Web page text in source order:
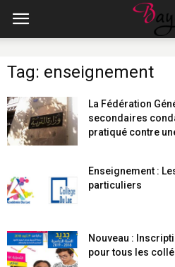
Tag: enseignement
La Fédération
secondaires
pratiqué contre
Enseignement :
particuliers
Nouveau :
pour tous les